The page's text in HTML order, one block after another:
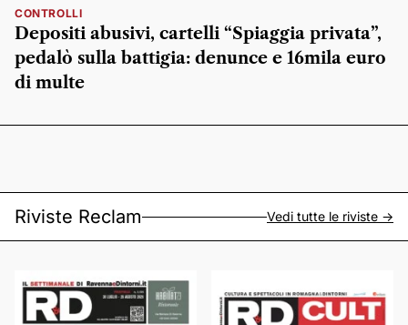
CONTROLLI
Depositi abusivi, cartelli “Spiaggia privata”,
pedalò sulla battigia: denunce e 16mila euro
di multe
Riviste Reclam Vedi tutte le riviste ->